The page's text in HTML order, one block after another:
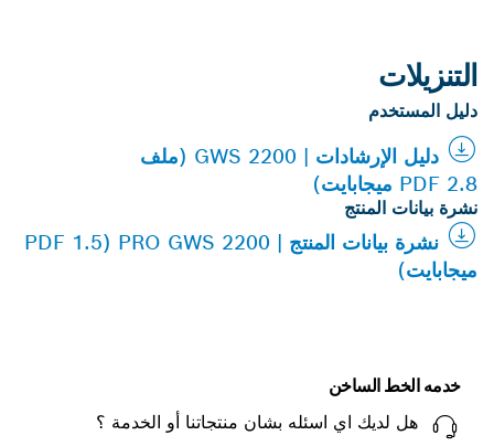
التنزيلات
دليل المستخدم
دليل الإرشادات | GWS 2200 (ملف
PDF 2.8 ميجابايت)
نشرة بيانات المنتج
نشرة بيانات المنتج | PRO GWS 2200 (PDF 1.5
ميجابايت)
خدمه الخط الساخن
هل لديك اي اسئله بشان منتجاتنا أو الخدمة ؟